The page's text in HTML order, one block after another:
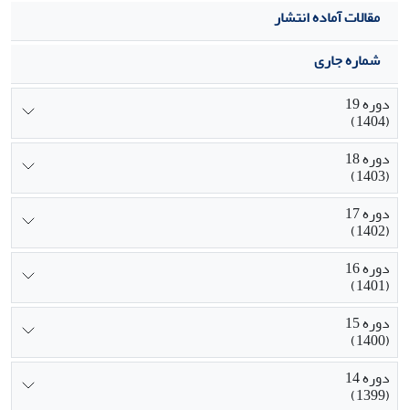
مقالات آماده انتشار
شماره جاری
دوره 19
(1404)
دوره 18
(1403)
دوره 17
(1402)
دوره 16
(1401)
دوره 15
(1400)
دوره 14
(1399)